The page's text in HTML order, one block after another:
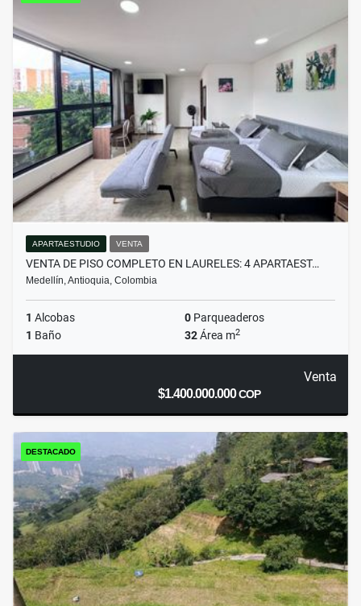
APARTAESTUDIO VENTA
VENTA DE PISO COMPLETO EN LAURELES: 4 APARTAEST…
Medellín, Antioquia, Colombia
1 Alcobas 0 Parqueaderos
1 Baño 32Área m2
Venta
$1.400.000.000COP
DESTACADO